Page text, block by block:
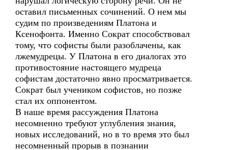
оставил письменных сочинений. О нем мы
судим по произведениям Платона и
Ксенофонта. Именно Сократ способствовал
тому, что софисты были разоблачены, как
лжемудрецы. У Платона в его диалогах это
противостояние настоящего мудреца
софистам достаточно явно просматривается.
Сократ был учеником софистов, но позже
стал их оппонентом.
В наше время рассуждения Платона
несомненно требуют углубления знания,
новых исследований, но в то время это был
несомненный прорыв в познании